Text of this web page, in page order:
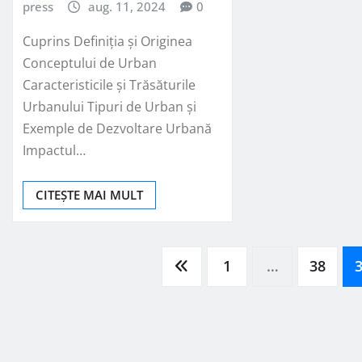
press aug. 11, 2024 0
Cuprins Definiția și Originea
Conceptului de Urban
Caracteristicile și Trăsăturile
Urbanului Tipuri de Urban și
Exemple de Dezvoltare Urbană
Impactul…
CITEȘTE MAI MULT
1 … 38